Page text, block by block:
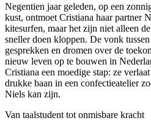
Negentien jaar geleden, op een
kust, ontmoet Cristiana haar partner
kitesurfen, maar het zijn niet alleen
sneller doen kloppen. De vonk
gesprekken en dromen over de
nieuw leven op te bouwen in
Cristiana een moedige stap: ze
drukke baan in een confectieatelier
Niels kan zijn.
Van taalstudent tot onmisbare kracht